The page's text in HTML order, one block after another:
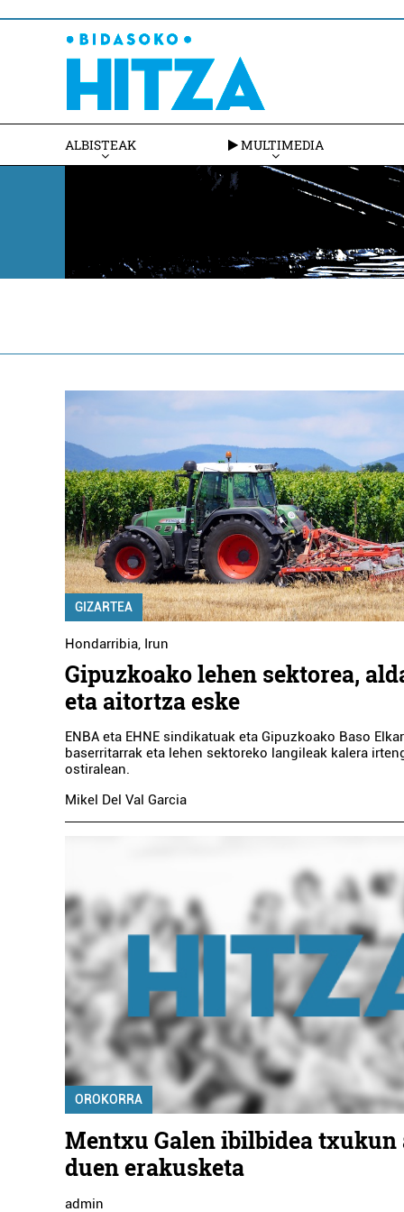
ALBISTEAK MULTIMEDIA
GIZARTEA
Hondarribia, Irun
Gipuzkoako lehen sektorea,
eta aitortza eske
ENBA eta EHNE sindikatuak eta Gipuzkoako Baso
baserritarrak eta lehen sektoreko langileak kalera
ostiralean.
Mikel Del Val Garcia
OROKORRA
Mentxu Galen ibilbidea txukun
duen erakusketa
admin